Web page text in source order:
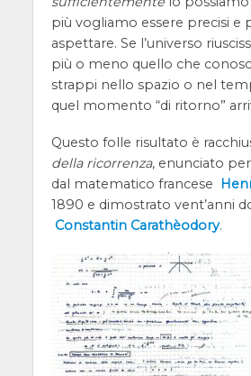
più vogliamo essere precisi e
aspettare. Se l’universo
più o meno quello che
strappi nello spazio o nel
quel momento “di ritorno”
Questo folle risultato è
della ricorrenza, enunciato
dal matematico francese
1890 e dimostrato vent’anni
Constantin Carathèodory.